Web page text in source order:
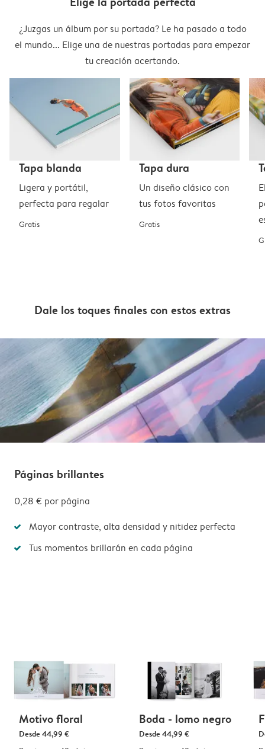
¿Juzgas un álbum por su portada? Le ha pasado a todo
el mundo... Elige una de nuestras portadas para empezar
tu creación acertando.
Tapa blanda
Ligera y portátil,
perfecta para regalar
Gratis
Tapa dura
Un diseño clásico con
tus fotos favoritas
Gratis
Dale los toques finales con estos extras
Páginas brillantes
0,28 € por página
Mayor contraste, alta densidad y nitidez perfecta
Tus momentos brillarán en cada página
Motivo floral
Desde44,99 €
Boda - lomo negro
Desde44,99 €